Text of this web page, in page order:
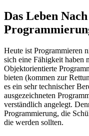
Das Leben
Heute ist Programmieren
sich eine Fähigkeit haben
Objektorientierte
bieten (kommen zur
es ein sehr technischer
ausgezeichneten
verständlich angelegt.
Programmierung, die
die werden sollten.